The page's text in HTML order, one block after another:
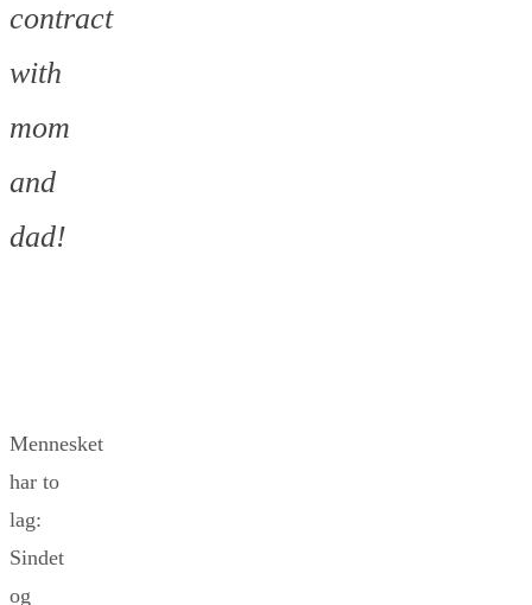
contract
with
mom
and
dad!
Mennesket
har to
lag:
Sindet
og